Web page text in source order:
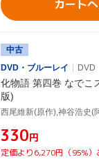
カート
中古
DVD・ブルーレイ
DVD
化物語 第四巻 なでこ
版)
¥330円
定価より6,270円（95%）